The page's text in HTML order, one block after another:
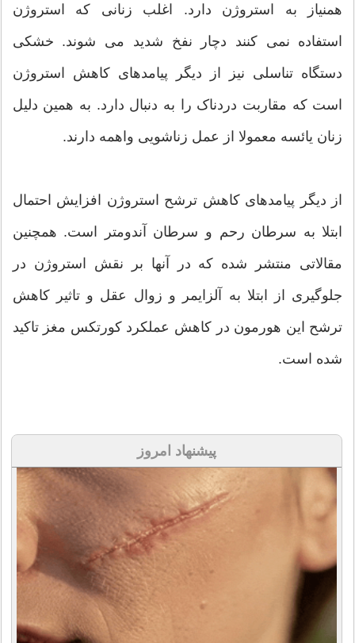
همنیاز به استروژن دارد. اغلب زنانی که استروژن
استفاده نمی کنند دچار نفخ شدید می شوند. خشکی
دستگاه تناسلی نیز از دیگر پیامدهای کاهش استروژن
است که مقاربت دردناک را به دنبال دارد. به همین دلیل
زنان یائسه معمولا از عمل زناشویی واهمه دارند.
از دیگر پیامدهای کاهش ترشح استروژن افزایش احتمال
ابتلا به سرطان رحم و سرطان آندومتر است. همچنین
مقالاتی منتشر شده که در آنها بر نقش استروژن در
جلوگیری از ابتلا به آلزایمر و زوال عقل و تاثیر کاهش
ترشح این هورمون در کاهش عملکرد کورتکس مغز تاکید
شده است.
پیشنهاد امروز